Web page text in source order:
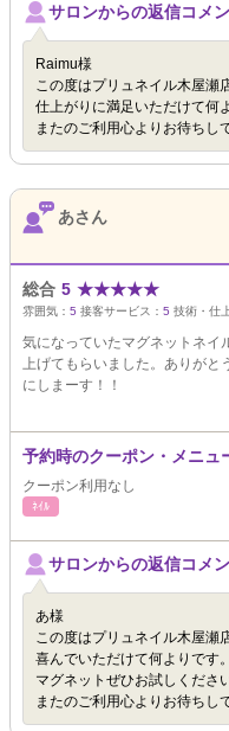
サロンからの返信コメ
Raimu様
この度はプリュネイル木屋瀬
仕上がりに満足いただけて何
またのご利用心よりお待ちし
あさん
総合 5 ★★★★★
雰囲気： 5 接客サービス： 5 技術・仕
気になっていたマグネットネイ
上げてもらいました。ありがと
にしまーす！！
予約時のクーポン・メニュ
クーポン利用なし
ﾈｲﾙ
サロンからの返信コメ
あ様
この度はプリュネイル木屋瀬
喜んでいただけて何よりです。
マグネットぜひお試しくださ
またのご利用心よりお待ちし